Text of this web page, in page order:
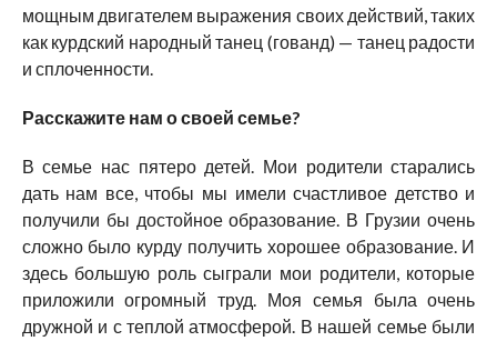
мощным двигателем выражения своих действий, таких
как курдский народный танец (гованд) — танец радости
и сплоченности.
Расскажите нам о своей семье?
В семье нас пятеро детей. Мои родители старались
дать нам все, чтобы мы имели счастливое детство и
получили бы достойное образование. В Грузии очень
сложно было курду получить хорошее образование. И
здесь большую роль сыграли мои родители, которые
приложили огромный труд. Моя семья была очень
дружной и с теплой атмосферой. В нашей семье были